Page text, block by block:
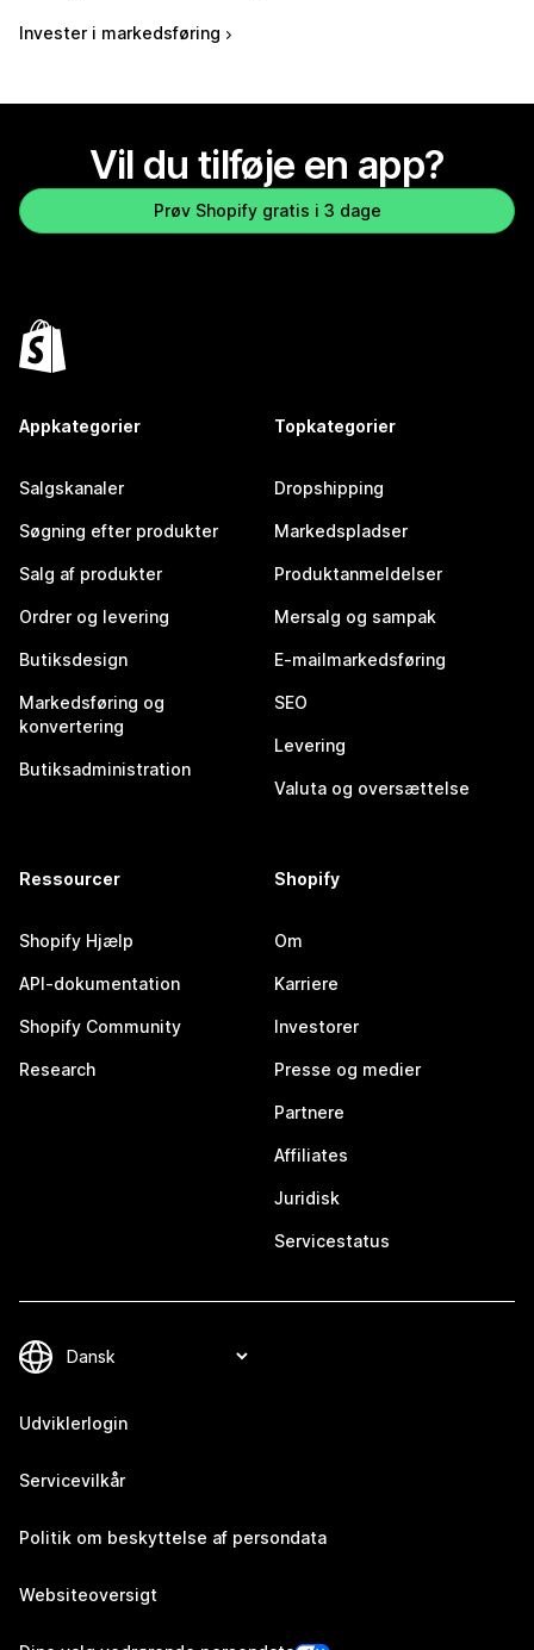
Invester i markedsføring
Vil du tilføje en app?
Prøv Shopify gratis i 3 dage
Appkategorier
Salgskanaler
Søgning efter produkter
Salg af produkter
Ordrer og levering
Butiksdesign
Markedsføring og
konvertering
Butiksadministration
Topkategorier
Dropshipping
Markedspladser
Produktanmeldelser
Mersalg og sampak
E-mailmarkedsføring
SEO
Levering
Valuta og oversættelse
Ressourcer
Shopify Hjælp
API-dokumentation
Shopify Community
Research
Shopify
Om
Karriere
Investorer
Presse og medier
Partnere
Affiliates
Juridisk
Servicestatus
Udviklerlogin
Servicevilkår
Politik om beskyttelse af persondata
Websiteoversigt